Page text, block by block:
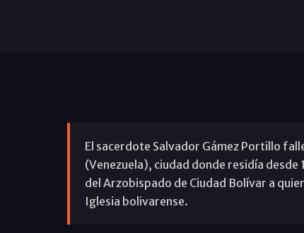
El sacerdote Salvador Gámez Portillo
(Venezuela), ciudad donde residía desde
del Arzobispado de Ciudad Bolívar a
Iglesia bolivarense.